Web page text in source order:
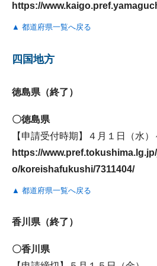
https://
▲ 都道府県一覧へ戻る
四国地方
徳島県（終了）
〇徳島県
【申請受付時期】４月１日（水）
https://
o/koreishafukushi/7311404/
▲ 都道府県一覧へ戻る
香川県（終了）
〇香川県